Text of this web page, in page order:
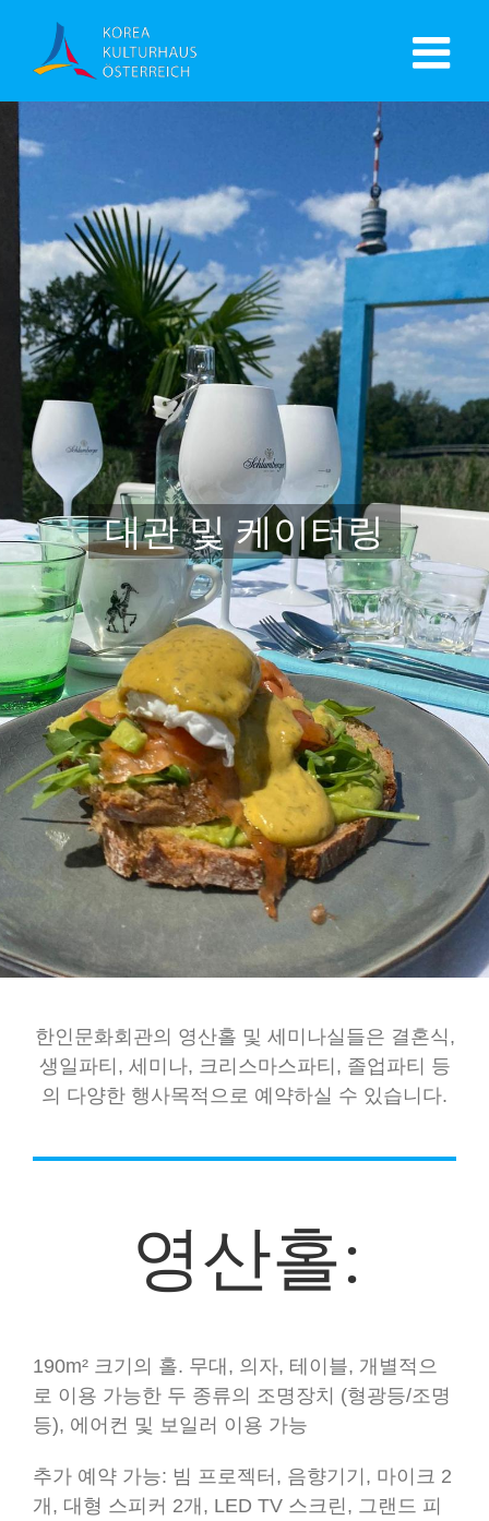
대관 및 케이터링
한인문화회관의 영산홀 및 세미나실들은 결혼식,
생일파티, 세미나, 크리스마스파티, 졸업파티 등
의 다양한 행사목적으로 예약하실 수 있습니다.
영산홀:
190m² 크기의 홀. 무대, 의자, 테이블, 개별적으
로 이용 가능한 두 종류의 조명장치 (형광등/조명
등), 에어컨 및 보일러 이용 가능
추가 예약 가능: 빔 프로젝터, 음향기기, 마이크 2
개, 대형 스피커 2개, LED TV 스크린, 그랜드 피